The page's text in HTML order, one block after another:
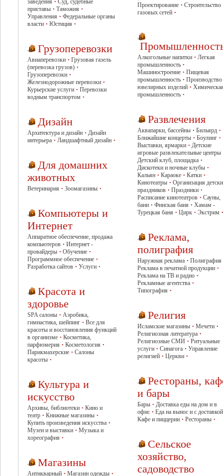
заведения • Суд, судебные
приставы • Таможня •
Управления • Федеральные органы
власти • Юстиция •
Грузоперевозки
Авиаперевозки • Грузовая газель
(перевозка грузов) •
Грузоперевозки •
Железнодорожные перевозки •
Курьерские услуги • Перевозки
водным транспортом •
Дизайн
Архитектура и дизайн • Дизайн
интерьера • Ландшафтный дизайн •
Для домашних
животных
Ветеринария • Зоомагазины •
Компьютеры и
Интернет
Аппаратное обеспечение, продажа
компьютеров • Интернет -
провайдеры • Обучение •
Программное обеспечение •
Разработка сайтов • Услуги •
Красота и
здоровье
SPA салоны • Аэробика,
гимнастика, шейпинг • Все для
красоты и восстановления функций
в организме • Косметика,
парфюмерия • Косметология •
Парикмахерские • Салоны
красоты •
Культура и
искусство
Архивы, библиотеки • Кино и
театр • Книжные магазины •
Купить произведения искусства •
Музеи и выставки • Музыка и
хореография •
Магазины
Антикварный • Магазин одежды •
Проектирование • Строительство
газовых сетей •
Алкогольные напитки • Легкая
промышленность •
Машиностроение • Пищевая
промышленность • Производство
ювелирных изделий •
промышленность •
Развлечения
Аквапарки, бассейны • Бильярд •
Ближайшие концерты • Боулинг •
Выставки, ярмарки • Детские
игровые развлекательные центры
Детский клуб, площадка •
Дискотеки и ночные клубы •
Кальян • Караоке • Катки •
Кинотеатры • Организация
праздников • Праздники •
Расписание кинотеатров • Сауны,
бани • Финская баня • Хамам -
Турецкая баня • Цирк • Экстрим •
Реклама,
полиграфия
Наружная реклама • Полиграфия
Реклама в печатной продукции •
Реклама на ТВ и радио •
Рекламные агентства •
Типография •
Религия
Исламские магазины • Мечети •
Религиозная литература •
Религиозные СМИ • Ритуальные
услуги • Синагога • Управление
религией • Церкви •
Рестораны,
и бары
Бары • Доставка еды на дом и в
офис • Еда на вынос и с доставкой
Кафе и пиццерии • Рестораны •
Сельское
хозяйство,
садоводство